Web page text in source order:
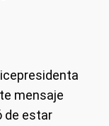
mensaje
de estar